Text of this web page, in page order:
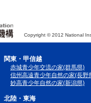
Copyright © 2012 National
関東・甲信越
赤城青少年交流の家(群馬県)
信州高遠青少年自然の家(長野
妙高青少年自然の家(新潟県)
北陸・東海